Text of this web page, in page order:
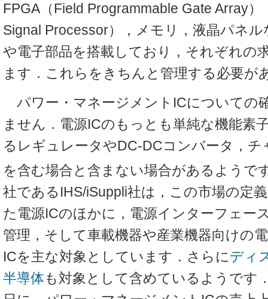
FPGA（Field Programmable Gate Array）
Signal Processor），メモリ，液晶パネ
や電子部品を搭載しており，それぞれの
ます．これらをきちんと管理する必要が
パワー・マネージメントICについての
ません．電源ICのもっとも単純な機能素
るレギュレータやDC-DCコンバータ，チ
を含む場合と含まない場合があるようで
社であるIHS/iSuppli社は，この市場の定
た電源ICのほかに，電源インターフェー
管理，そして車載機器や産業機器向けの
ICを主な対象としています．さらに ディ
半導体 も対象として含めているようです